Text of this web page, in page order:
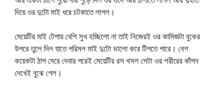
দিয়ে ওর দুটো মাই ধরে চটকাতে লাগল।
মেয়েটির মাই টেপায় বেশি সুখ হচ্ছিলো না তাই নিজেরই ওর কামিজটা বুকের
উপরে তুলে দিল যাতে পরিমল মাই দুটো ভালো করে টিপতে পারে। বেশ
কয়েকটা ঠাপ মেরে দেবার পরেই মেয়েটির রস খসল সেটা ওর শরীরের কাঁপন
দেখেই বুঝে গেল।